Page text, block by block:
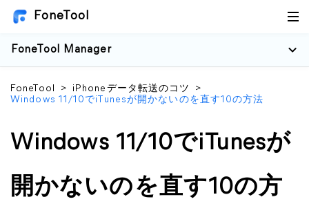
FoneTool
FoneTool Manager
FoneTool > iPhoneデータ転送のコツ
>
Windows 11/10でiTunesが開かないのを直す10の方法
Windows 11/10でiTunesが
開かないのを直す10の方